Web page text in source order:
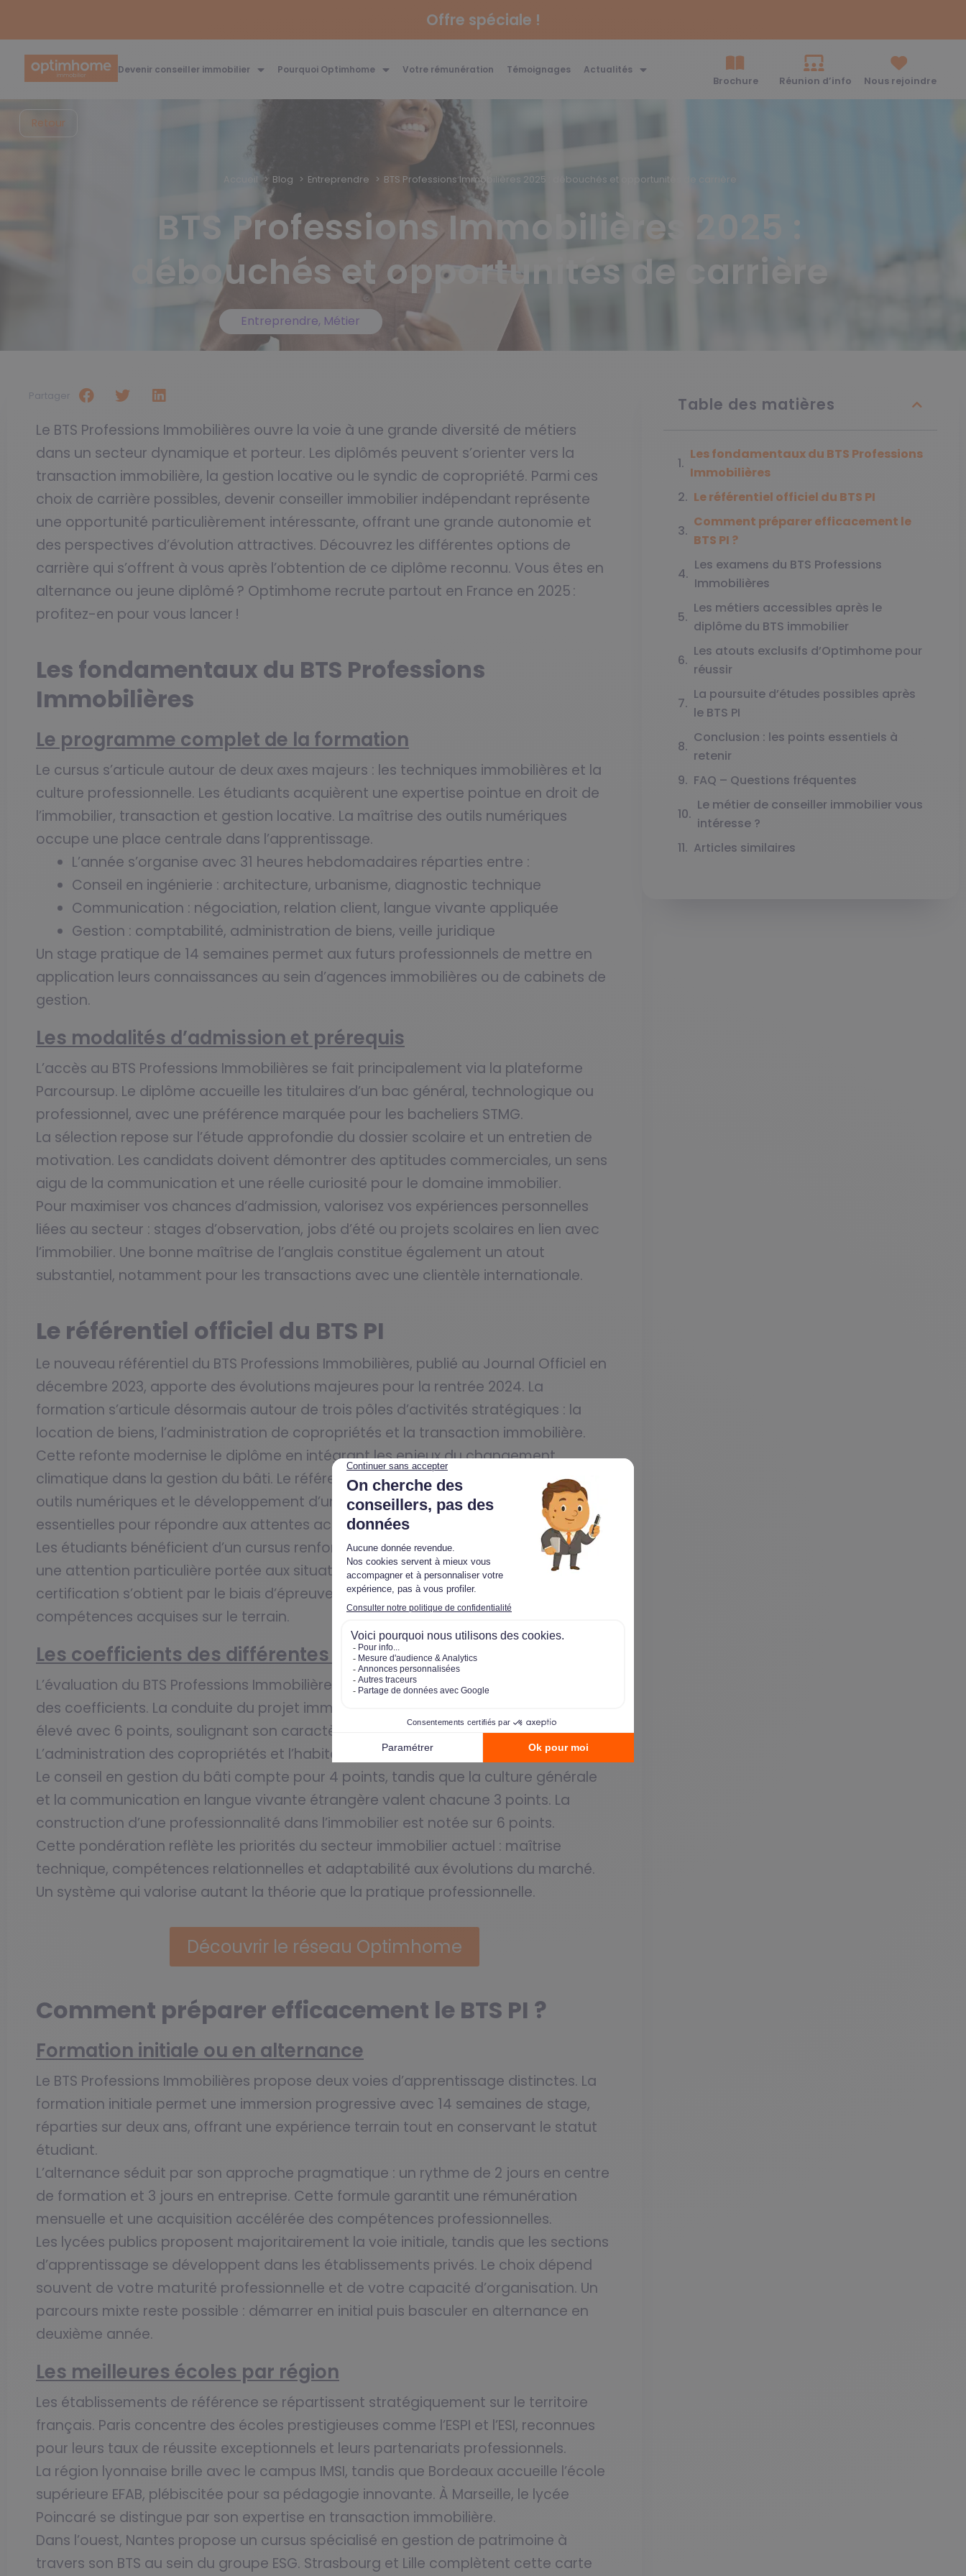
Offre spéciale !
Devenir conseiller immobilier Pourquoi Optimhome Votre rémunération Témoignages
Actualités
Brochure
Réunion d’info Nous rejoindre
Retour
Accueil Blog Entreprendre BTS Professions Immobilières 2025 : débouchés et opportunités de carrière
BTS Professions Immobilières 2025 :
débouchés et opportunités de carrière
Entreprendre, Métier
Partager
Le BTS Professions Immobilières ouvre la voie à une grande diversité de métiers
dans un secteur dynamique et porteur. Les diplômés peuvent s’orienter vers la
transaction immobilière, la gestion locative ou le syndic de copropriété. Parmi ces
choix de carrière possibles, devenir conseiller immobilier indépendant représente
une opportunité particulièrement intéressante, offrant une grande autonomie et
des perspectives d’évolution attractives. Découvrez les différentes options de
carrière qui s’offrent à vous après l’obtention de ce diplôme reconnu. Vous êtes en
alternance ou jeune diplômé ? Optimhome recrute partout en France en 2025 :
profitez-en pour vous lancer !
Les fondamentaux du BTS Professions
Immobilières
Le programme complet de la formation
Le cursus s’articule autour de deux axes majeurs : les techniques immobilières et la
culture professionnelle. Les étudiants acquièrent une expertise pointue en droit de
l’immobilier, transaction et gestion locative. La maîtrise des outils numériques
occupe une place centrale dans l’apprentissage.
L’année s’organise avec 31 heures hebdomadaires réparties entre :
Conseil en ingénierie : architecture, urbanisme, diagnostic technique
Communication : négociation, relation client, langue vivante appliquée
Gestion : comptabilité, administration de biens, veille juridique
Un stage pratique de 14 semaines permet aux futurs professionnels de mettre en
application leurs connaissances au sein d’agences immobilières ou de cabinets de
gestion.
Les modalités d’admission et prérequis
L’accès au BTS Professions Immobilières se fait principalement via la plateforme
Parcoursup. Le diplôme accueille les titulaires d’un bac général, technologique ou
professionnel, avec une préférence marquée pour les bacheliers STMG.
La sélection repose sur l’étude approfondie du dossier scolaire et un entretien de
motivation. Les candidats doivent démontrer des aptitudes commerciales, un sens
aigu de la communication et une réelle curiosité pour le domaine immobilier.
Pour maximiser vos chances d’admission, valorisez vos expériences personnelles
liées au secteur : stages d’observation, jobs d’été ou projets scolaires en lien avec
l’immobilier. Une bonne maîtrise de l’anglais constitue également un atout
substantiel, notamment pour les transactions avec une clientèle internationale.
Le référentiel officiel du BTS PI
Le nouveau référentiel du BTS Professions Immobilières, publié au Journal Officiel en
décembre 2023, apporte des évolutions majeures pour la rentrée 2024. La
formation s’articule désormais autour de trois pôles d’activités stratégiques : la
location de biens, l’administration de copropriétés et la transaction immobilière.
Cette refonte modernise le diplôme en intégrant les enjeux du changement
climatique dans la gestion du bâti. Le référentiel met l’accent sur la maîtrise des
outils numériques et le développement d’une expertise digitale, compétences
essentielles pour répondre aux attentes actuelles du marché.
Les étudiants bénéficient d’un cursus renforcé en langue vivante étrangère, avec
une attention particulière portée aux situations professionnelles concrètes. La
certification s’obtient par le biais d’épreuves professionnelles évaluant les
compétences acquises sur le terrain.
Les coefficients des différentes matières
L’évaluation du BTS Professions Immobilières repose sur une répartition stratégique
des coefficients. La conduite du projet immobilier représente le coefficient le plus
élevé avec 6 points, soulignant son caractère central dans la formation.
L’administration des copropriétés et l’habitat social pèsent 5 points.
Le conseil en gestion du bâti compte pour 4 points, tandis que la culture générale
et la communication en langue vivante étrangère valent chacune 3 points. La
construction d’une professionnalité dans l’immobilier est notée sur 6 points.
Cette pondération reflète les priorités du secteur immobilier actuel : maîtrise
technique, compétences relationnelles et adaptabilité aux évolutions du marché.
Un système qui valorise autant la théorie que la pratique professionnelle.
Découvrir le réseau Optimhome
Comment préparer efficacement le BTS PI ?
Formation initiale ou en alternance
Le BTS Professions Immobilières propose deux voies d’apprentissage distinctes. La
formation initiale permet une immersion progressive avec 14 semaines de stage,
réparties sur deux ans, offrant une expérience terrain tout en conservant le statut
étudiant.
L’alternance séduit par son approche pragmatique : un rythme de 2 jours en centre
de formation et 3 jours en entreprise. Cette formule garantit une rémunération
mensuelle et une acquisition accélérée des compétences professionnelles.
Les lycées publics proposent majoritairement la voie initiale, tandis que les sections
d’apprentissage se développent dans les établissements privés. Le choix dépend
souvent de votre maturité professionnelle et de votre capacité d’organisation. Un
parcours mixte reste possible : démarrer en initial puis basculer en alternance en
deuxième année.
Les meilleures écoles par région
Les établissements de référence se répartissent stratégiquement sur le territoire
français. Paris concentre des écoles prestigieuses comme l’ESPI et l’ESI, reconnues
pour leurs taux de réussite exceptionnels et leurs partenariats professionnels.
La région lyonnaise brille avec le campus IMSI, tandis que Bordeaux accueille l’école
supérieure EFAB, plébiscitée pour sa pédagogie innovante. À Marseille, le lycée
Poincaré se distingue par son expertise en transaction immobilière.
Dans l’ouest, Nantes propose un cursus spécialisé en gestion de patrimoine à
travers son BTS au sein du groupe ESG. Strasbourg et Lille complètent cette carte
Table des matières
Les fondamentaux du BTS Professions
Immobilières
Le référentiel officiel du BTS PI
Comment préparer efficacement le
BTS PI ?
Les examens du BTS Professions
Immobilières
Les métiers accessibles après le
diplôme du BTS immobilier
Les atouts exclusifs d’Optimhome pour
réussir
La poursuite d’études possibles après
le BTS PI
Conclusion : les points essentiels à
retenir
FAQ – Questions fréquentes
Le métier de conseiller immobilier vous
intéresse ?
Articles similaires